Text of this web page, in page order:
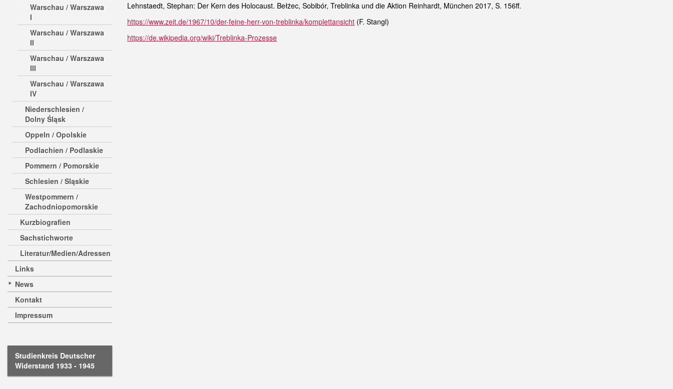
Warschau / Warszawa
I
Warschau / Warszawa
II
Warschau / Warszawa
III
Warschau / Warszawa
IV
Niederschlesien /
Dolny Śląsk
Oppeln / Opolskie
Podlachien / Podlaskie
Pommern / Pomorskie
Schlesien / Sląskie
Westpommern /
Zachodniopomorskie
Kurzbiografien
Sachstichworte
Literatur/Medien/Adressen
Links
News
Kontakt
Impressum
Studienkreis Deutscher
Widerstand 1933 - 1945
Lehnstaedt, Stephan: Der Kern des Holocaust. Bełżec, Sobibór, Treblinka und die Aktion Reinhardt, München 2017, S. 156ff.
https://www.zeit.de/1967/10/der-feine-herr-von-treblinka/komplettansicht (F. Stangl)
https://de.wikipedia.org/wiki/Treblinka-Prozesse